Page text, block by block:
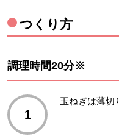
つくり方
調理時間20分※
1
玉ねぎは薄切